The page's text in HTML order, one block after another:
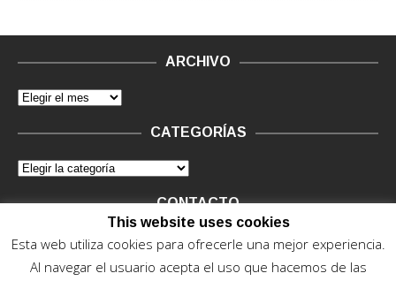
ARCHIVO
CATEGORÍAS
CONTACTO
Vinilo Negro.Consultas de anunciantes y Legal, en vinilo at
This website uses cookies
Esta web utiliza cookies para ofrecerle una mejor experiencia.
Al navegar el usuario acepta el uso que hacemos de las